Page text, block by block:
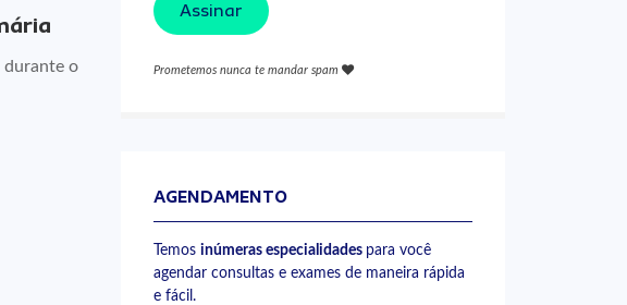
durante o
Assinar
Prometemos nunca te mandar spam
AGENDAMENTO
Temos inúmeras especialidades para você
agendar consultas e exames de maneira rápida
e fácil.